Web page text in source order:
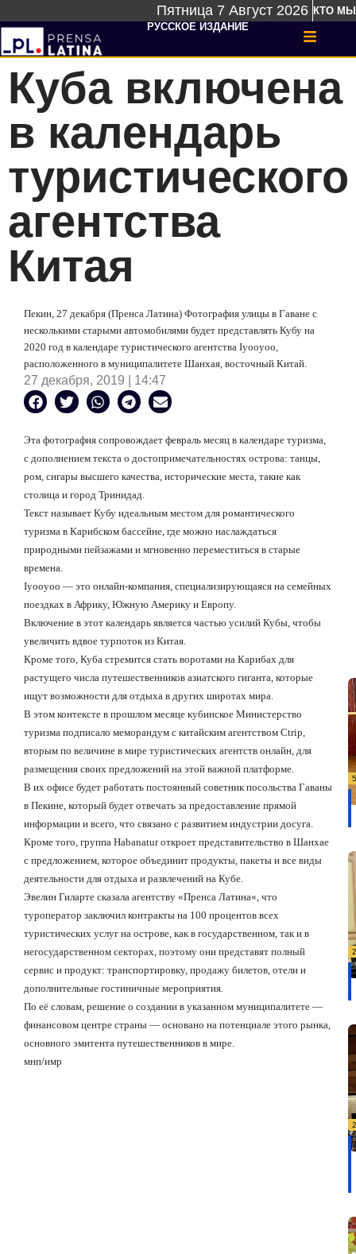
Пятница 7 Август 2026 КТО МЫ
РУССКОЕ ИЗДАНИЕ
Куба включена
в календарь
туристического
агентства
Китая
Пекин, 27 декабря (Пренса Латина) Фотография улицы в Гаване с
несколькими старыми автомобилями будет представлять Кубу на
2020 год в календаре туристического агентства Iyooyoo,
расположенного в муниципалитете Шанхая, восточный Китай.
27 декабря, 2019 | 14:47
Эта фотография сопровождает февраль месяц в календаре туризма,
с дополнением текста о достопримечательностях острова: танцы,
ром, сигары высшего качества, исторические места, такие как
столица и город Тринидад.
Текст называет Кубу идеальным местом для романтического
туризма в Карибском бассейне, где можно наслаждаться
природными пейзажами и мгновенно переместиться в старые
времена.
Iyooyoo — это онлайн-компания, специализирующаяся на семейных
поездках в Африку, Южную Америку и Европу.
Включение в этот календарь является частью усилий Кубы, чтобы
увеличить вдвое турпоток из Китая.
Кроме того, Куба стремится стать воротами на Карибах для
растущего числа путешественников азиатского гиганта, которые
ищут возможности для отдыха в других широтах мира.
В этом контексте в прошлом месяце кубинское Министерство
туризма подписало меморандум с китайским агентством Ctrip,
вторым по величине в мире туристических агентств онлайн, для
размещения своих предложений на этой важной платформе.
В их офисе будет работать постоянный советник посольства Гаваны
в Пекине, который будет отвечать за предоставление прямой
информации и всего, что связано с развитием индустрии досуга.
Кроме того, группа Habanaturоткроет представительство в Шанхае
с предложением, которое объединит продукты, пакеты и все виды
деятельности для отдыха и развлечений на Кубе.
Эвелин Гиларте сказала агентству «Пренса Латина«, что
туроператор заключил контракты на 100 процентов всех
туристических услуг на острове, как в государственном, так и в
негосударственном секторах, поэтому они представят полный
сервис и продукт: транспортировку, продажу билетов, отели и
дополнительные гостиничные мероприятия.
По её словам, решение о создании в указанном муниципалитете —
финансовом центре страны — основано на потенциале этого рынка,
основного эмитента путешественников в мире.
мнп/имр